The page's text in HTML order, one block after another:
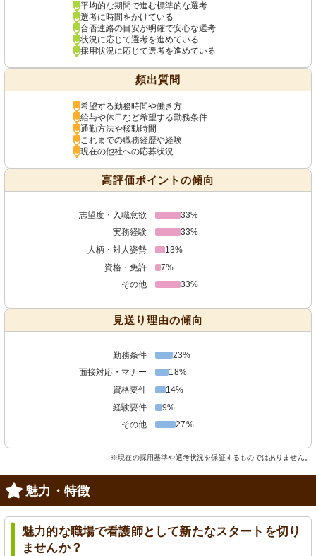
平均的な期間で進む標準的な選考
選考に時間をかけている
合否連絡の目安が明確で安心な選考
状況に応じて選考を進めている
採用状況に応じて選考を進めている
頻出質問
希望する勤務時間や働き方
給与や休日など希望する勤務条件
通勤方法や移動時間
これまでの職務経歴や経験
現在の他社への応募状況
高評価ポイントの傾向
志望度・入職意欲
33%
実務経験
33%
人柄・対人姿勢
13%
資格・免許
7%
その他
33%
見送り理由の傾向
勤務条件
23%
面接対応・マナー
18%
資格要件
14%
経験要件
9%
その他
27%
※現在の採用基準や選考状況を保証するものではありません。
魅力・特徴
魅力的な職場で看護師として新たなスタートを切り
ませんか？